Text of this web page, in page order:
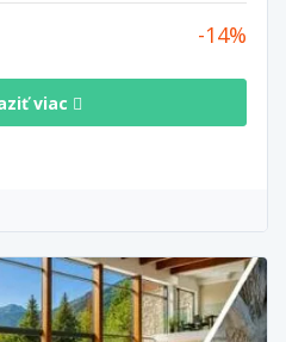
14
viac